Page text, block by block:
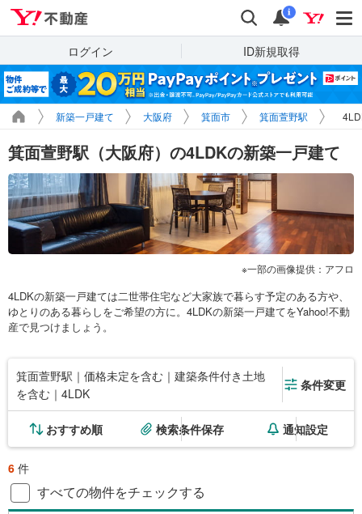
検索 通知
i
ログイン ID新規取得
新築一戸建て 大阪府 箕面市 箕面萱野駅
箕面萱野駅（大阪府）の4LDKの新築一戸建て
一部の画像提供：アフロ
4LDKの新築一戸建ては二世帯住宅など大家族で暮らす予定のある方や、
ゆとりのある暮らしをご希望の方に。4LDKの新築一戸建てをYahoo!不動
産で見つけましょう。
箕面萱野駅｜価格未定を含む｜建築条件付き土地
を含む｜4LDK
条件変更
おすすめ順 検索条件保存 通知設定
6 件
すべての物件をチェックする